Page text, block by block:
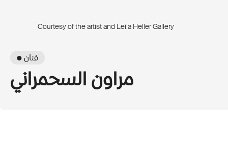
Courtesy of the artist and Leila Heller Gallery
● فنان
مراون السحمراني